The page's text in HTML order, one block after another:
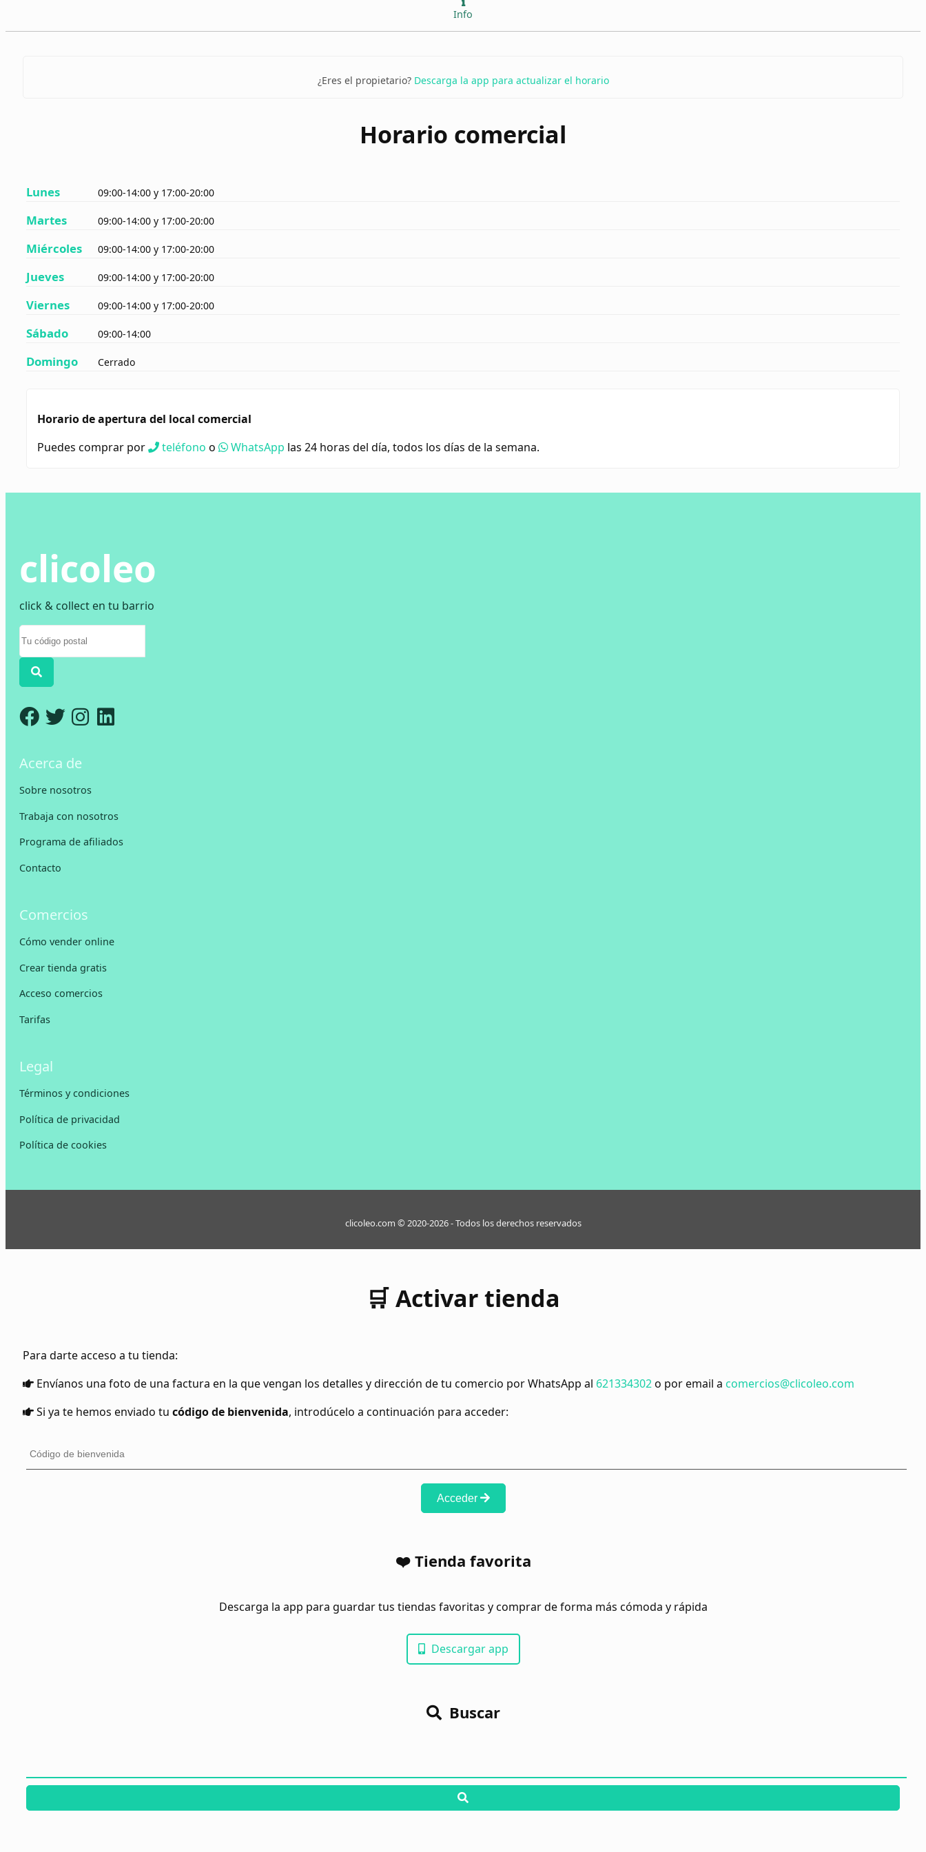
Info
¿Eres el propietario? Descarga la app para actualizar el horario
Horario comercial
Lunes 09:00-14:00 y 17:00-20:00
Martes 09:00-14:00 y 17:00-20:00
Miércoles 09:00-14:00 y 17:00-20:00
Jueves 09:00-14:00 y 17:00-20:00
Viernes 09:00-14:00 y 17:00-20:00
Sábado 09:00-14:00
Domingo Cerrado
Horario de apertura del local comercial
Puedes comprar por
teléfono o WhatsApp las 24 horas del día, todos los días de la semana.
clicoleo
click & collect en tu barrio
Acerca de
Sobre nosotros
Trabaja con nosotros
Programa de afiliados
Contacto
Comercios
Cómo vender online
Crear tienda gratis
Acceso comercios
Tarifas
Legal
Términos y condiciones
Política de privacidad
Política de cookies
clicoleo.com © 2020-2026 - Todos los derechos reservados
🛒 Activar tienda
Para darte acceso a tu tienda:
Envíanos una foto de una factura en la que vengan los detalles y dirección de tu comercio por WhatsApp al 621334302o por email a comercios@clicoleo.com
Si ya te hemos enviado tu código de bienvenida, introdúcelo a continuación para acceder:
Acceder
❤️ Tienda favorita
Descarga la app para guardar tus tiendas favoritas y comprar de forma más cómoda y rápida
Descargar app
Buscar